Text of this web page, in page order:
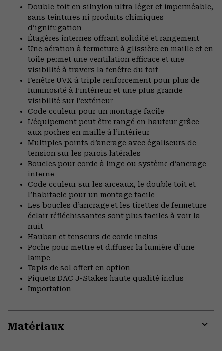
Double-toit en silnylon ultra léger et imperméable,
sans teintures ni produits chimiques
d’ignifugation
Étagères internes offrant solidité et rangement
Une aération à fermeture à glissière en maille et en
toile permet une ventilation efficace et une
visibilité à travers la fenêtre du toit
Fenêtre UVX à triple renforcement pour plus de
luminosité à l’intérieur et une plus grande
visibilité sur l’extérieur
Code couleur pour un montage facile
L’équipement peut être rangé en hauteur grâce
aux poches en maille à l’intérieur
Multiples points d’ancrage avec égaliseurs de
tension sur les parois latérales
Boucles pour corde à linge ou système d’ancrage
interne
Code couleur sur les arceaux, le double toit et
l’habitacle pour un montage facile
Les boucles d’ancrage et les tirettes de fermeture
éclair réfléchissantes sont plus faciles à voir la
nuit
Hauban et tenseurs de corde inclus
Poche pour mettre et diffuser la lumière d’une
lampe
Tapis de sol offert en option
Piquets DAC J-Stakes haute qualité inclus
Importation
Matériaux